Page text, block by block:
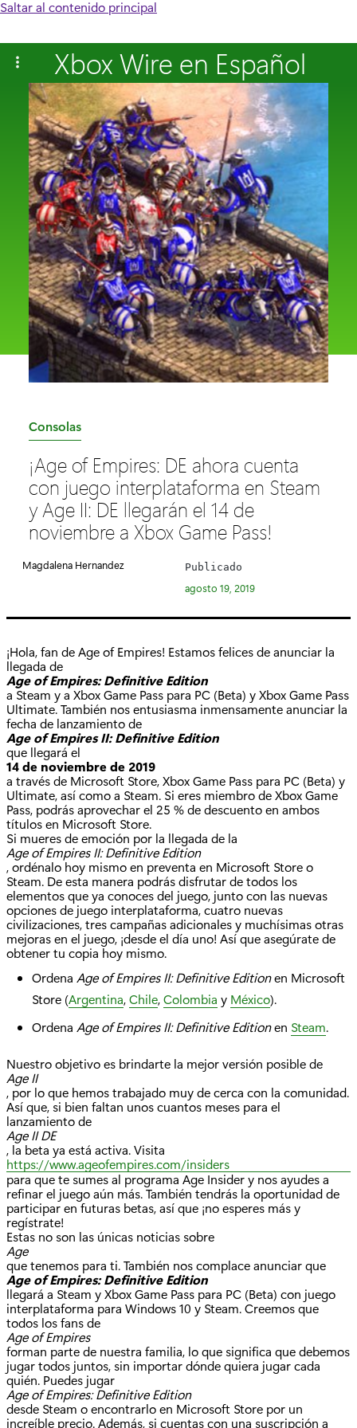
Saltar al contenido principal
Xbox Wire en Español
C
t
e
g
o
:
Consolas
¡Age of Empires: DE ahora cuenta
con juego interplataforma en Steam
y Age II: DE llegarán el 14 de
noviembre a Xbox Game Pass!
Magdalena Hernandez Publicado
agosto 19, 2019
¡Hola, fan de Age of Empires! Estamos felices de anunciar la
llegada de
Age of Empires: Definitive Edition
a Steam y a Xbox Game Pass para PC (Beta) y Xbox Game Pass
Ultimate. También nos entusiasma inmensamente anunciar la
fecha de lanzamiento de
Age of Empires II: Definitive Edition
que llegará el
14 de noviembre de 2019
a través de Microsoft Store, Xbox Game Pass para PC (Beta) y
Ultimate, así como a Steam. Si eres miembro de Xbox Game
Pass, podrás aprovechar el 25 % de descuento en ambos
títulos en Microsoft Store.
Si mueres de emoción por la llegada de la
Age of Empires II: Definitive Edition
, ordénalo hoy mismo en preventa en Microsoft Store o
Steam. De esta manera podrás disfrutar de todos los
elementos que ya conoces del juego, junto con las nuevas
opciones de juego interplataforma, cuatro nuevas
civilizaciones, tres campañas adicionales y muchísimas otras
mejoras en el juego, ¡desde el día uno! Así que asegúrate de
obtener tu copia hoy mismo.
Ordena Age of Empires II: Definitive Editionen Microsoft
Store (Argentina,Chile,Colombia y México).
Ordena Age of Empires II: Definitive Editionen Steam.
Nuestro objetivo es brindarte la mejor versión posible de
Age II
, por lo que hemos trabajado muy de cerca con la comunidad.
Así que, si bien faltan unos cuantos meses para el
lanzamiento de
Age II DE
, la beta ya está activa. Visita
https://www.ageofempires.com/insiders
para que te sumes al programa Age Insider y nos ayudes a
refinar el juego aún más. También tendrás la oportunidad de
participar en futuras betas, así que ¡no esperes más y
regístrate!
Estas no son las únicas noticias sobre
Age
que tenemos para ti. También nos complace anunciar que
Age of Empires: Definitive Edition
llegará a Steam y Xbox Game Pass para PC (Beta) con juego
interplataforma para Windows 10 y Steam. Creemos que
todos los fans de
Age of Empires
forman parte de nuestra familia, lo que significa que debemos
jugar todos juntos, sin importar dónde quiera jugar cada
quién. Puedes jugar
Age of Empires: Definitive Edition
desde Steam o encontrarlo en Microsoft Store por un
increíble precio. Además, si cuentas con una suscripción a